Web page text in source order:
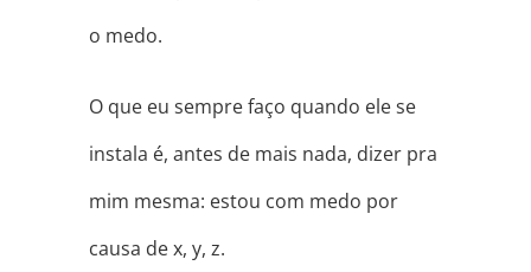
o medo.
O que eu sempre faço quando ele se
instala é, antes de mais nada, dizer pra
mim mesma: estou com medo por
causa de x, y, z.